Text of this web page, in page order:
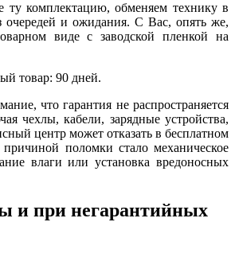
комплектацию, обменяем технику в
очередей и ожидания. С Вас, опять же,
виде с заводской пленкой на
товар: 90 дней.
что гарантия не распространяется
чехлы, кабели, зарядные устройства,
центр может отказать в бесплатном
поломки стало механическое
влаги или установка вредоносных
и при негарантийных